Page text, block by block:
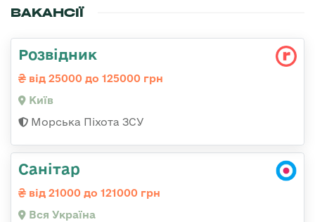
ВАКАНСІЇ
Розвідник
від 25000 до 125000 грн
Київ
Морська Піхота ЗСУ
Санітар
від 21000 до 121000 грн
Вся Україна